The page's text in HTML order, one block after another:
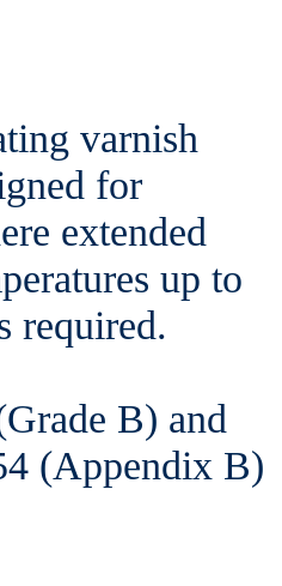
varnish
for
extended
up to
required.
B) and
(Appendix B)